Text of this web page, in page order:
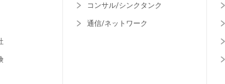
コンサル/シンクタンク
通信/ネットワーク